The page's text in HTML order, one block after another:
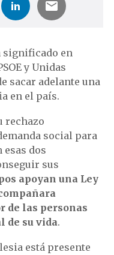
significado en
y Unidas
sacar adelante una
en el país.
rechazo
social para
dos
sus
apoyan una Ley
de las personas
de su vida.
está presente